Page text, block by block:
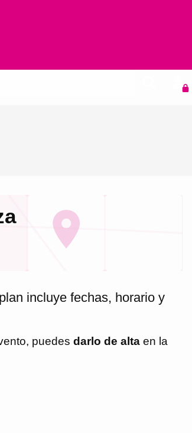
incluye fechas, horario y
puedes darlo de alta en la